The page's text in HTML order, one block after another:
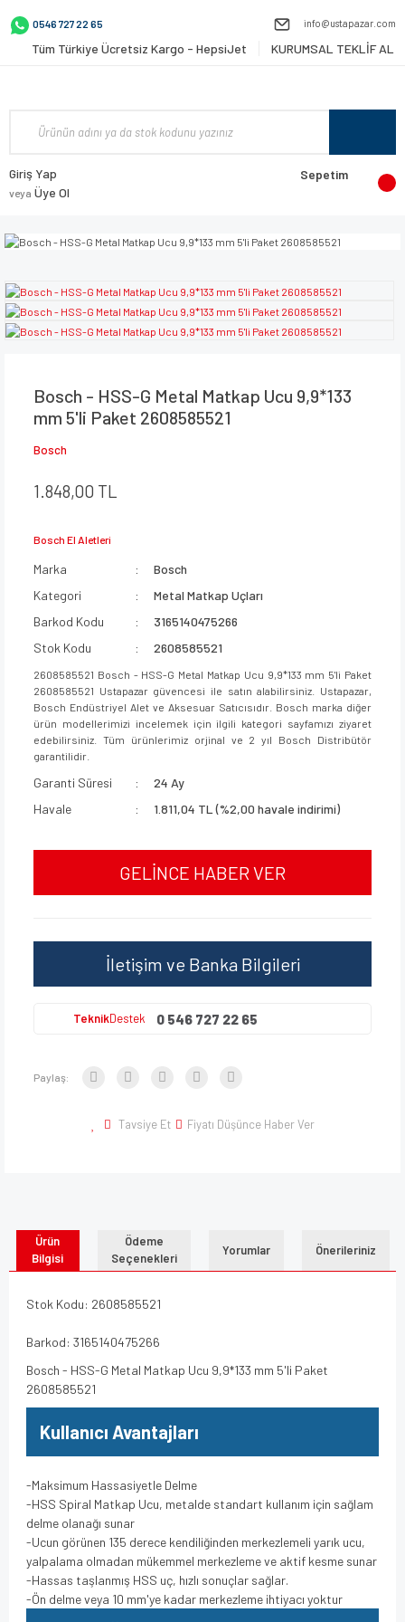
0546 727 22 65 info@ustapazar.com
Tüm Türkiye Ücretsiz Kargo - HepsiJet KURUMSAL TEKLİF AL
Giriş Yap
veya Üye Ol
Sepetim
Bosch - HSS-G Metal Matkap Ucu 9,9*133
mm 5'li Paket 2608585521
Bosch
1.848,00 TL
Bosch El Aletleri
Marka
Bosch
Kategori
Metal Matkap Uçları
Barkod Kodu
3165140475266
Stok Kodu
2608585521
2608585521 Bosch - HSS-G Metal Matkap Ucu 9,9*133 mm 5'li Paket
2608585521 Ustapazar güvencesi ile satın alabilirsiniz. Ustapazar,
Bosch Endüstriyel Alet ve Aksesuar Satıcısıdır. Bosch marka diğer
ürün modellerimizi incelemek için ilgili kategori sayfamızı ziyaret
edebilirsiniz. Tüm ürünlerimiz orjinal ve 2 yıl Bosch Distribütör
garantilidir.
Garanti Süresi
24 Ay
Havale
1.811,04 TL (%2,00 havale indirimi)
GELİNCE HABER VER
İletişim ve Banka Bilgileri
TeknikDestek 0 546 727 22 65
Paylaş:
Tavsiye Et Fiyatı Düşünce Haber Ver
Ürün
Bilgisi
Ödeme
Seçenekleri
Yorumlar Önerileriniz
Stok Kodu: 2608585521
Barkod: 3165140475266
Bosch - HSS-G Metal Matkap Ucu 9,9*133 mm 5'li Paket
2608585521
Kullanıcı Avantajları
-Maksimum Hassasiyetle Delme
-HSS Spiral Matkap Ucu, metalde standart kullanım için sağlam
delme olanağı sunar
-Ucun görünen 135 derece kendiliğinden merkezlemeli yarık ucu,
yalpalama olmadan mükemmel merkezleme ve aktif kesme sunar
-Hassas taşlanmış HSS uç, hızlı sonuçlar sağlar.
-Ön delme veya 10 mm'ye kadar merkezleme ihtiyacı yoktur